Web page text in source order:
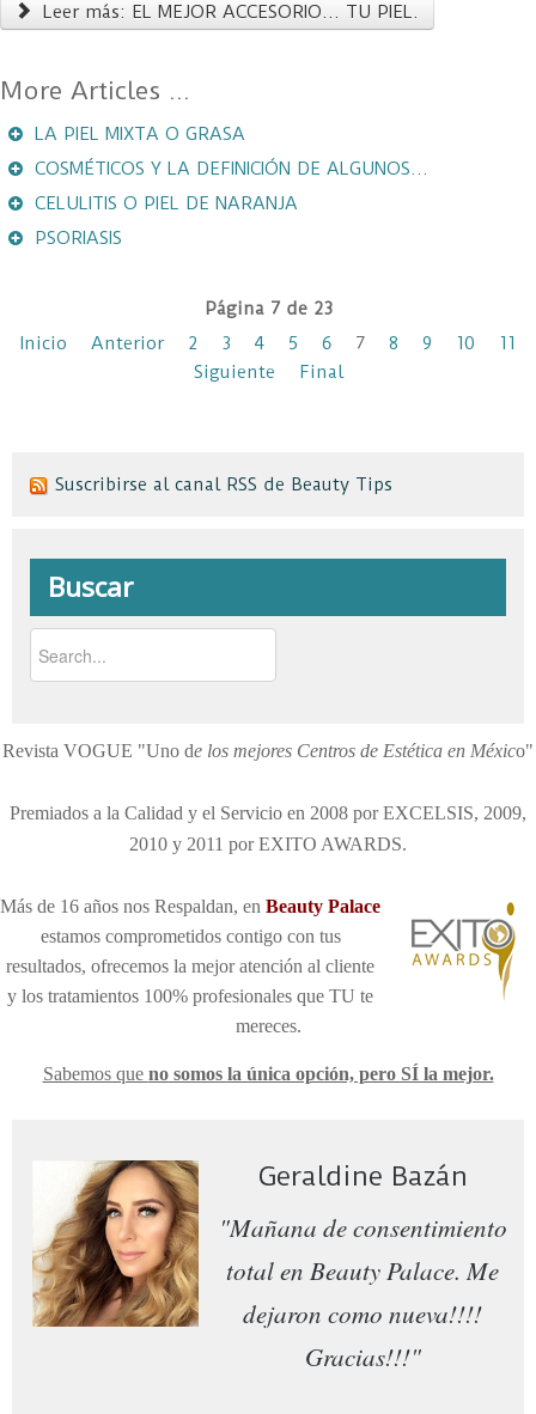
Leer más: EL MEJOR ACCESORIO... TU PIEL.
LA PIEL MIXTA O GRASA
COSMÉTICOS Y LA DEFINICIÓN DE ALGUNOS...
CELULITIS O PIEL DE NARANJA
PSORIASIS
Página 7 de 23
Inicio
Anterior 2 3 4 5 6 7 8 9 10
11
Siguiente
Final
Suscribirse al canal RSS de Beauty Tips
Buscar
Revista VOGUE "Uno de los mejores Centros de Estética en México"
Premiados a la Calidad y el Servicio en 2008 por EXCELSIS, 2009,
2010 y 2011 por EXITO AWARDS.
Más de 16 años nos Respaldan, en Beauty Palace
estamos comprometidos contigo con tus
resultados, ofrecemos la mejor atención al cliente
y los tratamientos 100% profesionales que TU te
mereces.
Sabemos que no somos la única opción, pero SÍ la mejor.
Geraldine Bazán
"Mañana de consentimiento
total en Beauty Palace. Me
dejaron como nueva!!!!
Gracias!!!"